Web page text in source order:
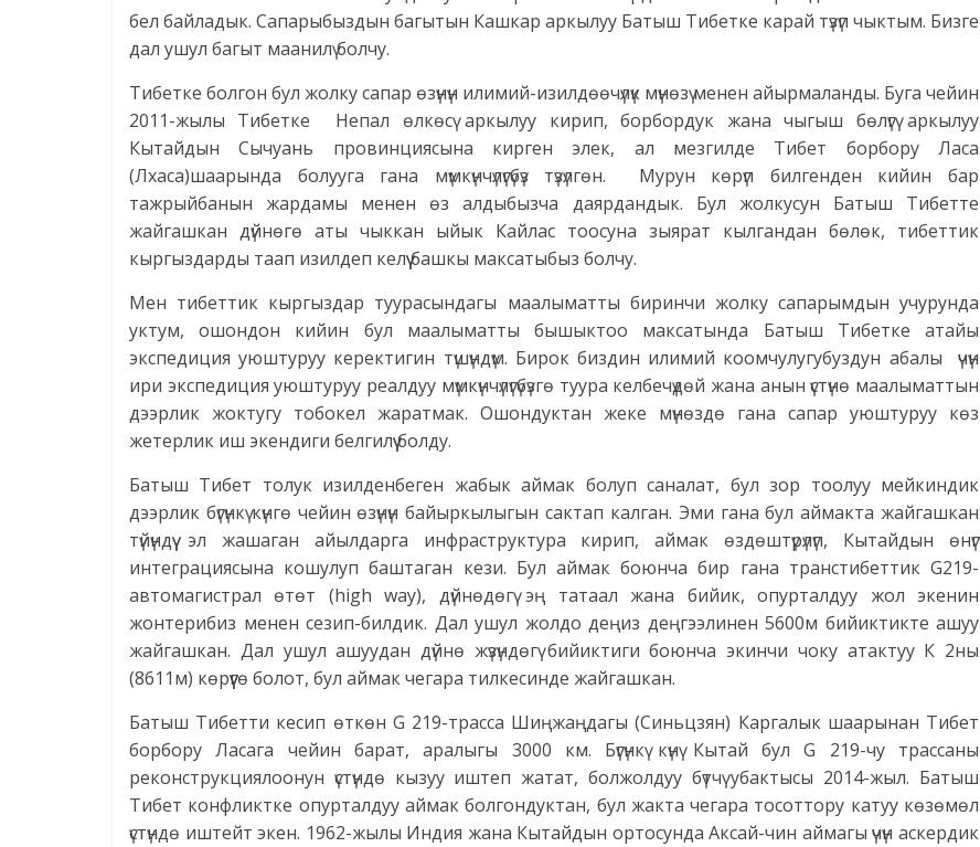
бел байладык. Сапарыбыздын багытын Кашкар аркылуу Батыш Тибетке карай түзүп чыктым. Бизге
дал ушул багыт маанилү болчу.
Тибетке болгон бул жолку сапар өзүнүн илимий-изилдөөчүлүк мүнөзү менен айырмаланды. Буга чейин
2011-жылы Тибетке Непал өлкөсү аркылуу кирип, борбордук жана чыгыш бөлүгү аркылуу
Кытайдын Сычуань провинциясына кирген элек, ал мезгилде Тибет борбору Ласа
(Лхаса)шаарында болууга гана мүмкүнчүлүгүбүз түзүлгөн. Мурун көрүп билгенден кийин бар
тажрыйбанын жардамы менен өз алдыбызча даярдандык. Бул жолкусун Батыш Тибетте
жайгашкан дүйнөгө аты чыккан ыйык Кайлас тоосуна зыярат кылгандан бөлөк, тибеттик
кыргыздарды таап изилдеп келүү башкы максатыбыз болчу.
Мен тибеттик кыргыздар туурасындагы маалыматты биринчи жолку сапарымдын учурунда
уктум, ошондон кийин бул маалыматты бышыктоо максатында Батыш Тибетке атайы
экспедиция уюштуруу керектигин түшүндүм. Бирок биздин илимий коомчулугубуздун абалы үчүн
ири экспедиция уюштуруу реалдуу мүмкүнчүлүгүбүзгө туура келбечүдөй жана анын үстүнө маалыматтын
дээрлик жоктугу тобокел жаратмак. Ошондуктан жеке мүнөздө гана сапар уюштуруу көз
жетерлик иш экендиги белгилүү болду.
Батыш Тибет толук изилденбеген жабык аймак болуп саналат, бул зор тоолуу мейкиндик
дээрлик бүгүнкү күнгө чейин өзүнүн байыркылыгын сактап калган. Эми гана бул аймакта жайгашкан
түйүндүү эл жашаган айылдарга инфраструктура кирип, аймак өздөштүрүлүп, Кытайдын өнүгүү
интеграциясына кошулуп баштаган кези. Бул аймак боюнча бир гана транстибеттик G219-
автомагистрал өтөт (high way), дүйнөдөгү эң татаал жана бийик, опурталдуу жол экенин
жонтерибиз менен сезип-билдик. Дал ушул жолдо деңиз деңгээлинен 5600м бийиктикте ашуу
жайгашкан. Дал ушул ашуудан дүйнө жүзүндөгү бийиктиги боюнча экинчи чоку атактуу К 2ны
(8611м) көрүүгө болот, бул аймак чегара тилкесинде жайгашкан.
Батыш Тибетти кесип өткөн G 219-трасса Шиңжаңдагы (Синьцзян) Каргалык шаарынан Тибет
борбору Ласага чейин барат, аралыгы 3000 км. Бүгүнкү күнү Кытай бул G 219-чу трассаны
реконструкциялоонун үстүндө кызуу иштеп жатат, болжолдуу бүтчү убактысы 2014-жыл. Батыш
Тибет конфликтке опурталдуу аймак болгондуктан, бул жакта чегара тосоттору катуу көзөмөл
үстүндө иштейт экен. 1962-жылы Индия жана Кытайдын ортосунда Аксай-чин аймагы үчүн аскердик